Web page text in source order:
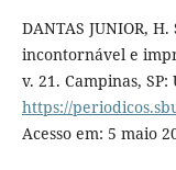
DANTAS JUNIOR,
incontornável e
v. 21. Campinas,
https://
Acesso em: 5 maio